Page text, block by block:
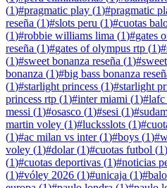
(1)#pragmatic play (1)#pragmatic
reseña (1)#slots peru (1)#cuotas
(1)#robbie williams lima (1)#gates
reseña (1)#gates of olympus rtp (1)#
(1)#sweet bonanza reseña (1)#
bonanza (1)#big bass bonanza
(1)#starlight princess (1)#starlight
princess rtp (1)#inter miami (1)#lafc
messi (1)#osasco (1)#sesi (1)#
martin voley (1)#lucksslots (1)#
(1)#ac milan vs inter(1)#boys (1)#
voley (1)#dolar(1)#cuotas futbol (1)
(1)#cuotas deportivas (1)#noticias
(1)#vóley 2026 (1)#unicaja (1)#